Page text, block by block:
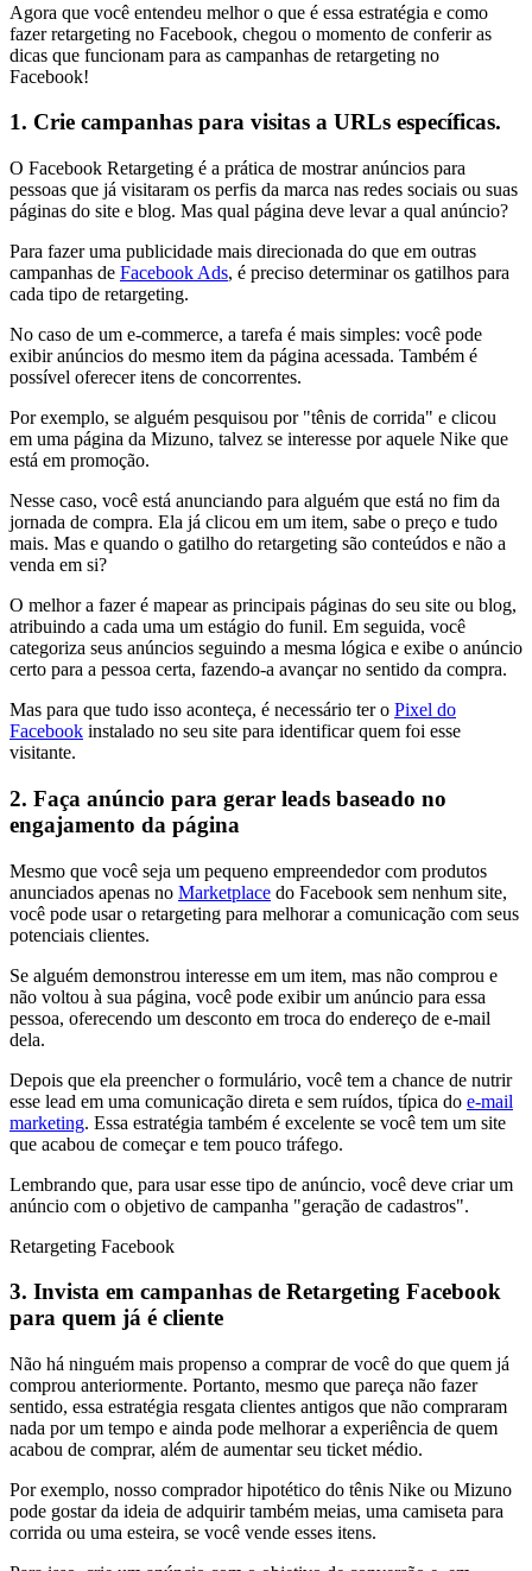
Agora que você entendeu melhor o que é essa estratégia e como
fazer retargeting no Facebook, chegou o momento de conferir as
dicas que funcionam para as campanhas de retargeting no
Facebook!
1. Crie campanhas para visitas a URLs específicas.
O Facebook Retargeting é a prática de mostrar anúncios para
pessoas que já visitaram os perfis da marca nas redes sociais ou suas
páginas do site e blog. Mas qual página deve levar a qual anúncio?
Para fazer uma publicidade mais direcionada do que em outras
campanhas de Facebook Ads, é preciso determinar os gatilhos para
cada tipo de retargeting.
No caso de um e-commerce, a tarefa é mais simples: você pode
exibir anúncios do mesmo item da página acessada. Também é
possível oferecer itens de concorrentes.
Por exemplo, se alguém pesquisou por "tênis de corrida" e clicou
em uma página da Mizuno, talvez se interesse por aquele Nike que
está em promoção.
Nesse caso, você está anunciando para alguém que está no fim da
jornada de compra. Ela já clicou em um item, sabe o preço e tudo
mais. Mas e quando o gatilho do retargeting são conteúdos e não a
venda em si?
O melhor a fazer é mapear as principais páginas do seu site ou blog,
atribuindo a cada uma um estágio do funil. Em seguida, você
categoriza seus anúncios seguindo a mesma lógica e exibe o anúncio
certo para a pessoa certa, fazendo-a avançar no sentido da compra.
Mas para que tudo isso aconteça, é necessário ter o Pixel do
Facebook instalado no seu site para identificar quem foi esse
visitante.
2. Faça anúncio para gerar leads baseado no
engajamento da página
Mesmo que você seja um pequeno empreendedor com produtos
anunciados apenas no Marketplace do Facebook sem nenhum site,
você pode usar o retargeting para melhorar a comunicação com seus
potenciais clientes.
Se alguém demonstrou interesse em um item, mas não comprou e
não voltou à sua página, você pode exibir um anúncio para essa
pessoa, oferecendo um desconto em troca do endereço de e-mail
dela.
Depois que ela preencher o formulário, você tem a chance de nutrir
esse lead em uma comunicação direta e sem ruídos, típica do e-mail
marketing. Essa estratégia também é excelente se você tem um site
que acabou de começar e tem pouco tráfego.
Lembrando que, para usar esse tipo de anúncio, você deve criar um
anúncio com o objetivo de campanha "geração de cadastros".
Retargeting Facebook
3. Invista em campanhas de Retargeting Facebook
para quem já é cliente
Não há ninguém mais propenso a comprar de você do que quem já
comprou anteriormente. Portanto, mesmo que pareça não fazer
sentido, essa estratégia resgata clientes antigos que não compraram
nada por um tempo e ainda pode melhorar a experiência de quem
acabou de comprar, além de aumentar seu ticket médio.
Por exemplo, nosso comprador hipotético do tênis Nike ou Mizuno
pode gostar da ideia de adquirir também meias, uma camiseta para
corrida ou uma esteira, se você vende esses itens.